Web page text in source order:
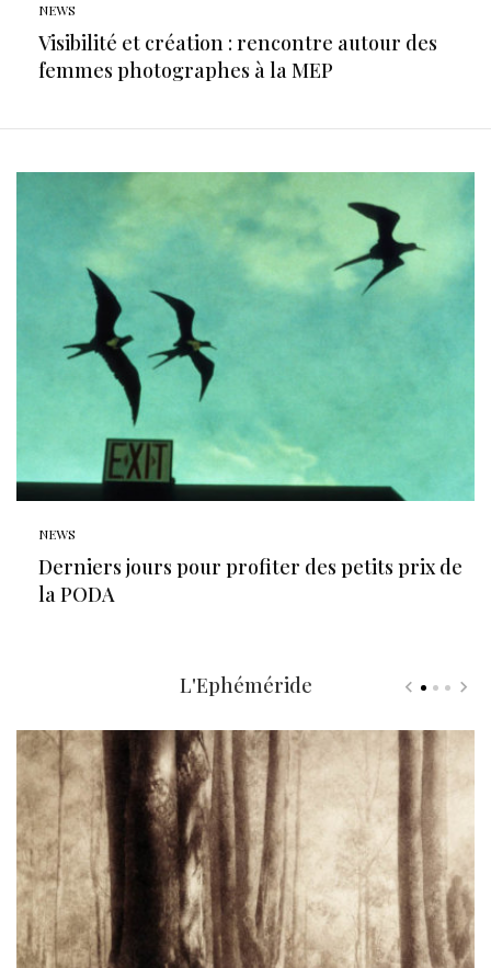
NEWS
Visibilité et création : rencontre autour des
femmes photographes à la MEP
NEWS
Derniers jours pour profiter des petits prix de
la PODA
L'Ephéméride